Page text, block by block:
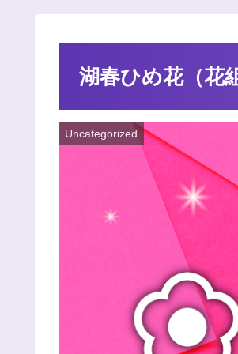
湖春ひめ花（花
Uncategorized